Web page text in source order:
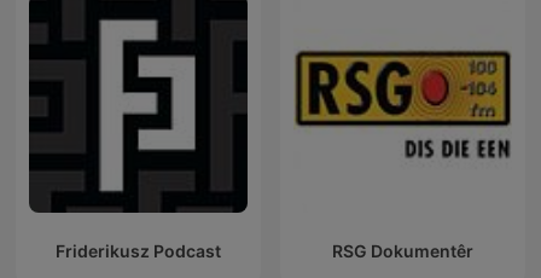
Friderikusz Podcast RSG Dokumentêr